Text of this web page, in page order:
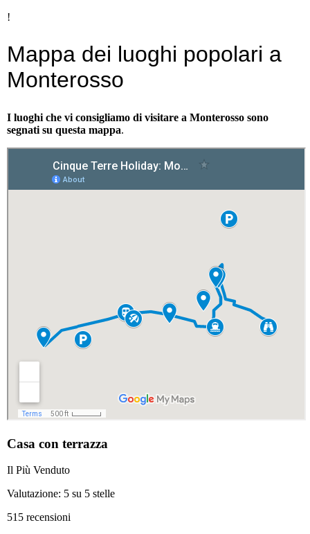
!
Mappa dei luoghi popolari a
Monterosso
I luoghi che vi consigliamo di visitare a Monterosso sono
segnati su questa mappa.
Casa con terrazza
Il Più Venduto
Valutazione: 5 su 5 stelle
515 recensioni